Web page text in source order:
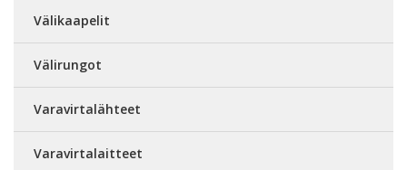
Välikaapelit
Välirungot
Varavirtalähteet
Varavirtalaitteet